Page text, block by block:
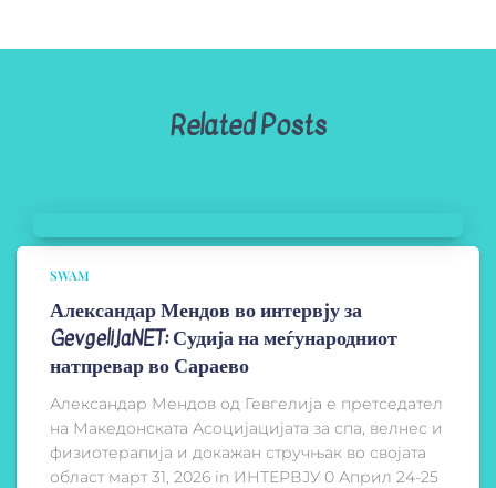
Related Posts
SWAM
Александар Мендов во интервју за
GevgelijaNET: Судија на меѓународниот
натпревар во Сараево
Александар Мендов од Гевгелија е претседател
на Македонската Асоцијацијата за спа, велнес и
физиотерапија и докажан стручњак во својата
област март 31, 2026 in ИНТЕРВЈУ 0 Април 24-25